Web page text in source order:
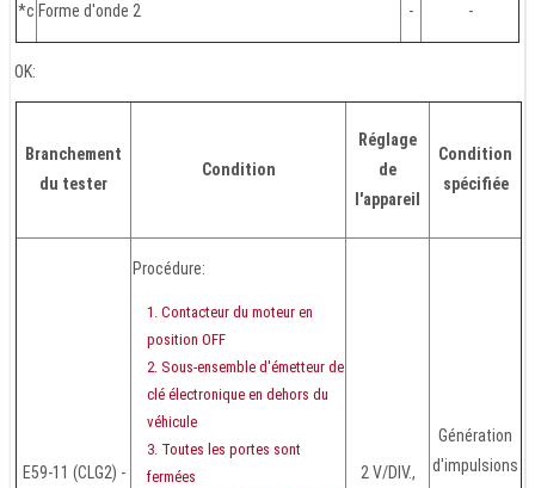
*c Forme d'onde 2 - -
OK:
Branchement
du tester
Condition
Réglage
de
l'appareil
Condition
spécifiée
E59-11 (CLG2) -
Procédure:
Contacteur du moteur en
position OFF
Sous-ensemble d'émetteur de
clé électronique en dehors du
véhicule
Toutes les portes sont
fermées
2 V/DIV.,
Génération
d'impulsions